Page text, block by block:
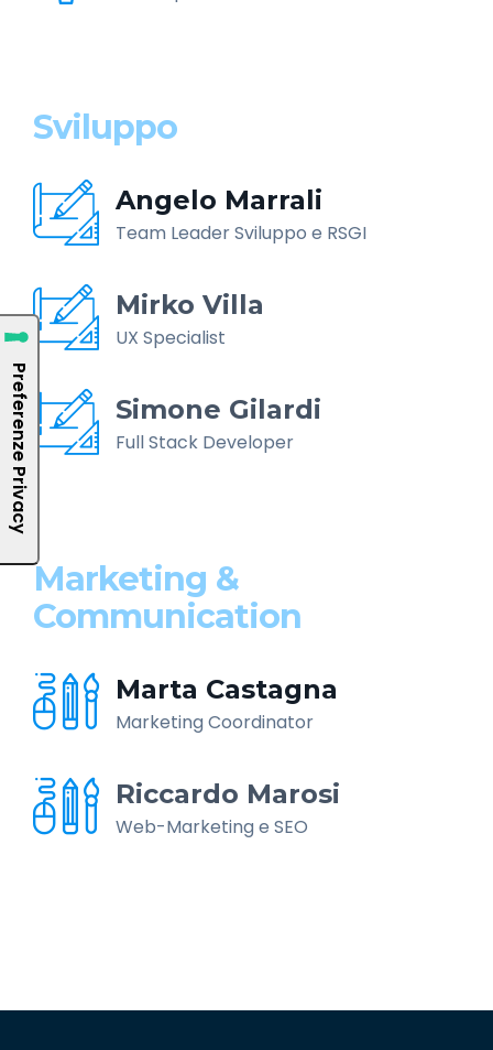
Sviluppo
Angelo Marrali
Team Leader Sviluppo e RSGI
Mirko Villa
UX Specialist
Simone Gilardi
Full Stack Developer
Marketing &
Communication
Marta Castagna
Marketing Coordinator
Riccardo Marosi
Web-Marketing e SEO